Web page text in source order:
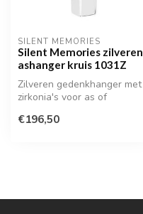
SILENT MEMORIES
Silent Memories zilveren
ashanger kruis 1031Z
Zilveren gedenkhanger met
zirkonia's voor as of
€196,50